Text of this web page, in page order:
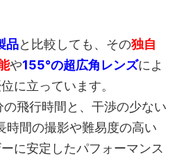
品と比較しても、その独自
や155°の超広角レンズによ
に立っています。
飛行時間と、干渉の少ない
時間の撮影や難易度の高い
に安定したパフォーマンス